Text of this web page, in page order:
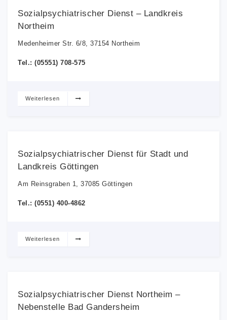
Sozialpsychiatrischer Dienst – Landkreis
Northeim
Medenheimer Str. 6/8, 37154 Northeim
Tel.: (05551) 708-575
Weiterlesen
Sozialpsychiatrischer Dienst für Stadt und
Landkreis Göttingen
Am Reinsgraben 1, 37085 Göttingen
Tel.: (0551) 400-4862
Weiterlesen
Sozialpsychiatrischer Dienst Northeim –
Nebenstelle Bad Gandersheim